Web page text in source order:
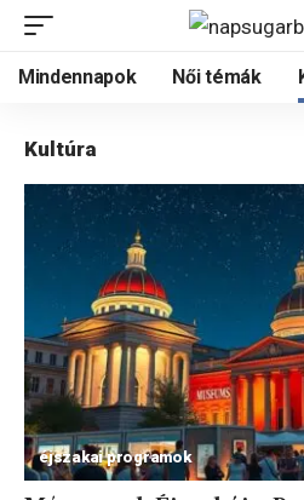
Mindennapok Női témák
Kultúra
éjszakai programok